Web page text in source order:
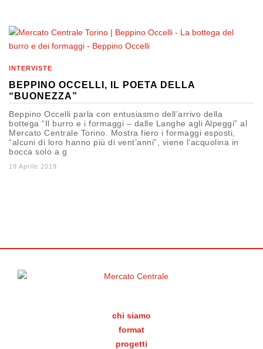
INTERVISTE
BEPPINO OCCELLI, IL POETA DELLA
“BUONEZZA”
Beppino Occelli parla con entusiasmo dell’arrivo della
bottega “Il burro e i formaggi – dalle Langhe agli Alpeggi” al
Mercato Centrale Torino. Mostra fiero i formaggi esposti,
“alcuni di loro hanno più di vent’anni”, viene l’acquolina in
bocca solo a g
19 Aprile 2019
chi siamo
format
progetti